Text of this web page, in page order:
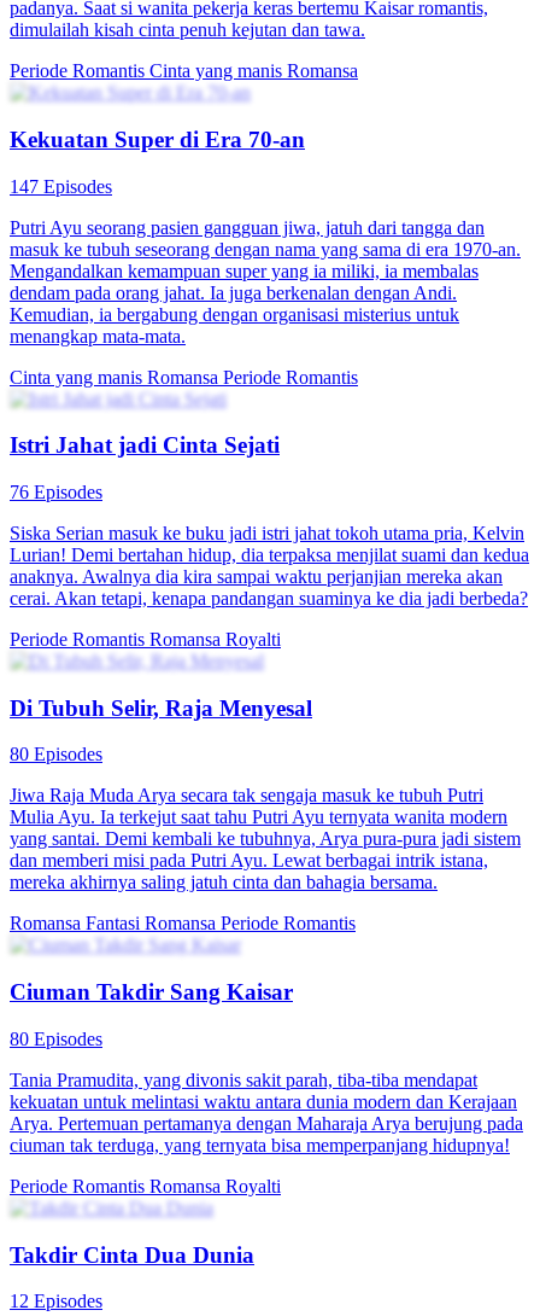
padanya. Saat si wanita pekerja keras bertemu Kaisar romantis,
dimulailah kisah cinta penuh kejutan dan tawa.
Periode Romantis Cinta yang manis Romansa
Kekuatan Super di Era 70-an
147 Episodes
Putri Ayu seorang pasien gangguan jiwa, jatuh dari tangga dan
masuk ke tubuh seseorang dengan nama yang sama di era 1970-an.
Mengandalkan kemampuan super yang ia miliki, ia membalas
dendam pada orang jahat. Ia juga berkenalan dengan Andi.
Kemudian, ia bergabung dengan organisasi misterius untuk
menangkap mata-mata.
Cinta yang manis Romansa Periode Romantis
Istri Jahat jadi Cinta Sejati
76 Episodes
Siska Serian masuk ke buku jadi istri jahat tokoh utama pria, Kelvin
Lurian! Demi bertahan hidup, dia terpaksa menjilat suami dan kedua
anaknya. Awalnya dia kira sampai waktu perjanjian mereka akan
cerai. Akan tetapi, kenapa pandangan suaminya ke dia jadi berbeda?
Periode Romantis Romansa Royalti
Di Tubuh Selir, Raja Menyesal
80 Episodes
Jiwa Raja Muda Arya secara tak sengaja masuk ke tubuh Putri
Mulia Ayu. Ia terkejut saat tahu Putri Ayu ternyata wanita modern
yang santai. Demi kembali ke tubuhnya, Arya pura-pura jadi sistem
dan memberi misi pada Putri Ayu. Lewat berbagai intrik istana,
mereka akhirnya saling jatuh cinta dan bahagia bersama.
Romansa Fantasi Romansa Periode Romantis
Ciuman Takdir Sang Kaisar
80 Episodes
Tania Pramudita, yang divonis sakit parah, tiba-tiba mendapat
kekuatan untuk melintasi waktu antara dunia modern dan Kerajaan
Arya. Pertemuan pertamanya dengan Maharaja Arya berujung pada
ciuman tak terduga, yang ternyata bisa memperpanjang hidupnya!
Periode Romantis Romansa Royalti
Takdir Cinta Dua Dunia
12 Episodes